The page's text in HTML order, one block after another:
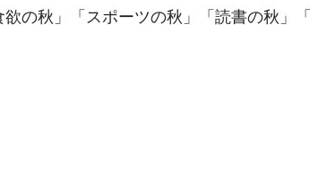
の秋」「スポーツの秋」「読書の秋」